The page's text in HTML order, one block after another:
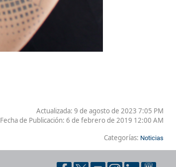
Actualizada: 9 de agosto de 2023 7:05 PM
Fecha de Publicación: 6 de febrero de 2019 12:00 AM
Categorías: Noticias